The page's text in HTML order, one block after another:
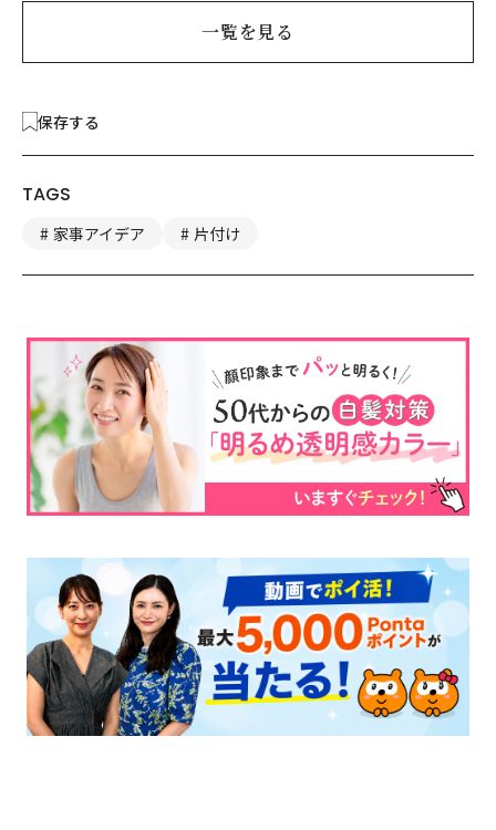
一覧を見る
保存する
TAGS
家事アイデア 片付け